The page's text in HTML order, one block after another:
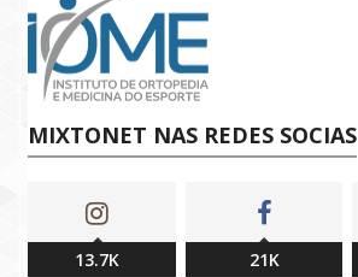
MIXTONET NAS REDES SOCIAS
13.7K 21K